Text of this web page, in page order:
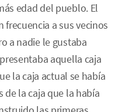
edad del pueblo. El
a sus vecinos
a nadie le gustaba
aquella caja
la caja actual se había
de la caja que la había